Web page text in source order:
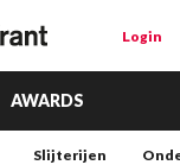
Login
AWARDS
Slijterijen